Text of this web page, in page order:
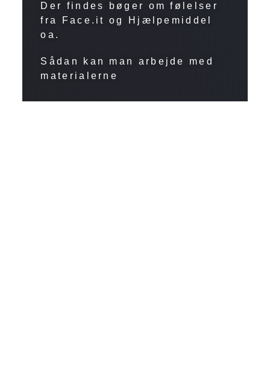
Der findes bøger om følelser
fra Face.it og Hjælpemiddel
oa.
Sådan kan man arbejde med
materialerne